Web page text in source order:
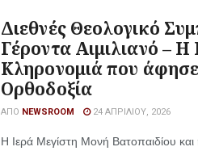
Διεθνές Θεολογικό
Γέροντα Αιμιλιανό – Η
Κληρονομιά που
Ορθοδοξία
ΑΠΌ NEWSROOM 24 ΑΠΡΙΛΊΟΥ, 2026
Η Ιερά Μεγίστη Μονή Βατοπαιδίου